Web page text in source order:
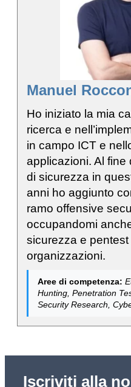
Manuel
Ho iniziato la mia
ricerca e
in campo ICT e
applicazioni. Al fine
di sicurezza in
anni ho aggiunto
ramo offensive
occupandomi
sicurezza e pentest
organizzazioni.
Aree di competenza:
Hunting, Penetration
Security Research,
Iscriviti alla